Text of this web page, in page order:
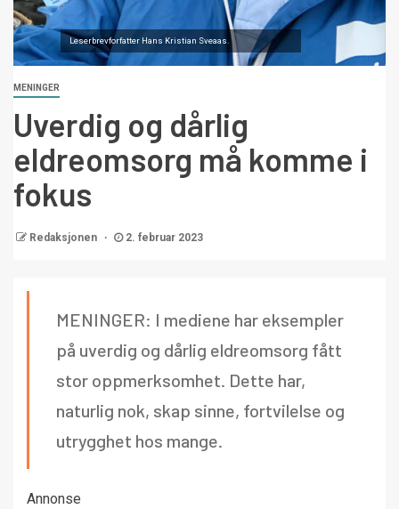
Leserbrevforfatter Hans Kristian Sveaas.
MENINGER
Uverdig og dårlig
eldreomsorg må komme i
fokus
Redaksjonen 2. februar 2023
MENINGER: I mediene har eksempler
på uverdig og dårlig eldreomsorg fått
stor oppmerksomhet. Dette har,
naturlig nok, skap sinne, fortvilelse og
utrygghet hos mange.
Annonse